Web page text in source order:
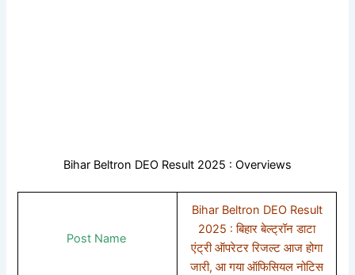
Bihar Beltron DEO Result 2025 : Overviews
Post Name
Bihar Beltron DEO Result
2025 : बिहार बेल्ट्रॉन डाटा
एंट्री ऑपरेटर रिजल्ट आज होगा
जारी, आ गया ऑफिसियल नोटिस